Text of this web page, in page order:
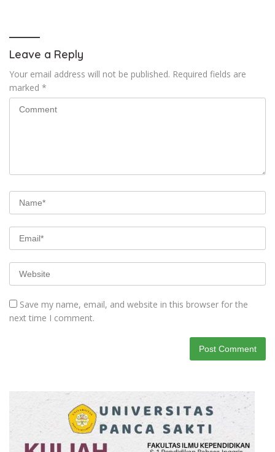
Leave a Reply
Your email address will not be published. Required fields are
marked *
Save my name, email, and website in this browser for the
next time I comment.